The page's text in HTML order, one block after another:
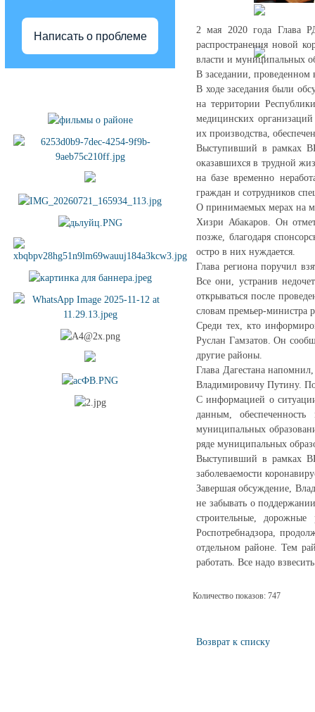
Написать о проблеме
2 мая 2020 года Глава
распространения новой
власти и муниципальных
В заседании, проведенном
В ходе заседания были
на территории
медицинских
их производства,
Выступивший в рамках
оказавшихся в трудной
на базе временно
граждан и сотрудников
О принимаемых мерах на
Хизри Абакаров. Он
позже, благодаря
остро в них нуждается.
Глава региона поручил
Все они, устранив
открываться после
словам премьер-министра
Среди тех, кто
Руслан Гамзатов. Он
другие районы.
Глава Дагестана
Владимировичу Путину.
С информацией о
данным,
муниципальных
ряде муниципальных
Выступивший в рамках
заболеваемости
Завершая обсуждение,
не забывать о
строительные,
Роспотребнадзора,
отдельном районе. Тем
работать. Все надо
Количество показов: 747
Возврат к списку